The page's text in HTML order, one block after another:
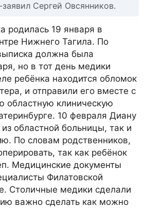
Сергей Овсянников.
родилась 19 января в
Нижнего Тагила. По
должна была
но в тот день медики
ребёнка находится обломок
и отправили его вместе с
областную клиническую
10 февраля Диану
областной больницы, так и
По словам родственников,
так как ребёнок
Медицинские документы
Филатовской
Столичные медики сделали
важно сделать как можно